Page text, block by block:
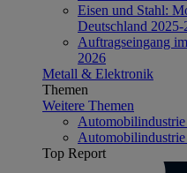
Eisen und Stahl:
Deutschland 2025-
Auftragseingang
2026
Metall & Elektronik
Themen
Weitere Themen
Top Report